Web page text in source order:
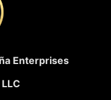
Enterprises